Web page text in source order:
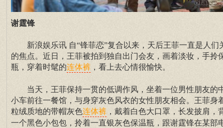
谢霆锋
新浪娱乐讯 自“锋菲恋”复合以来，天后王菲一直是人们
的焦点。近日，王菲被拍到独自出门会友，画着淡妆，手拎
瓶，穿着时髦的连体裤 ，看上去心情很愉快。
当天，王菲保持一贯的低调作风，坐着一位男性朋友的
小车前往一餐馆，与身穿灰色风衣的女性朋友相会。王菲身
粒绒质地的带帽灰色连体裤 ，戴着白色大口罩，长发披肩，
一个黑色小包包，拎着一直银灰色保温瓶，跟谢霆锋在某部